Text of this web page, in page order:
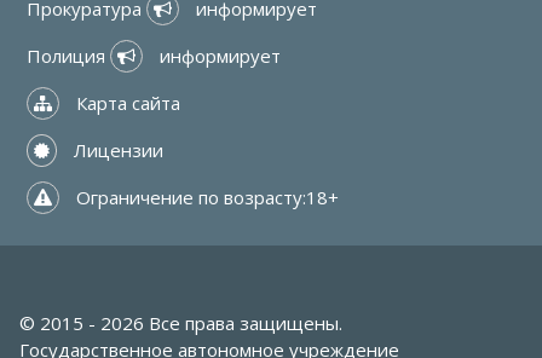
Прокуратура
информирует
Полиция
информирует
Карта сайта
Лицензии
Ограничение по возрасту:18+
© 2015 - 2026 Все права защищены.
Государственное автономное учреждение